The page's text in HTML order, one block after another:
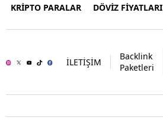
KRİPTO PARALAR DÖVİZ FİYATLARI
İLETİŞİM
Backlink
Paketleri